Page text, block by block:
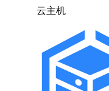
云主机